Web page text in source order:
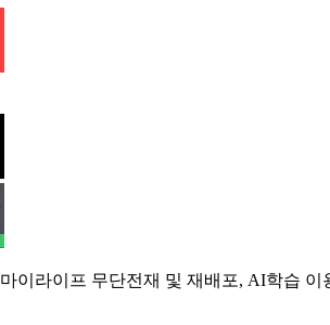
이라이프 무단전재 및 재배포, AI학습 이